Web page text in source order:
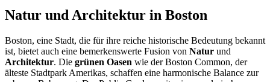
Natur und Architektur in Boston
Boston, eine Stadt, die für ihre reiche historische Bedeutung bekannt
ist, bietet auch eine bemerkenswerte Fusion von Natur und
Architektur. Die grünen Oasen wie der Boston Common, der
älteste Stadtpark Amerikas, schaffen eine harmonische Balance zur